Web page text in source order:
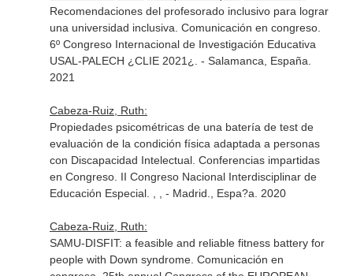
Recomendaciones del profesorado inclusivo para lograr
una universidad inclusiva. Comunicación en congreso.
6º Congreso Internacional de Investigación Educativa
USAL-PALECH ¿CLIE 2021¿. - Salamanca, España.
2021
Cabeza-Ruiz, Ruth:
Propiedades psicométricas de una batería de test de
evaluación de la condición física adaptada a personas
con Discapacidad Intelectual. Conferencias impartidas
en Congreso. II Congreso Nacional Interdisciplinar de
Educación Especial. , , - Madrid., Espa?a. 2020
Cabeza-Ruiz, Ruth:
SAMU-DISFIT: a feasible and reliable fitness battery for
people with Down syndrome. Comunicación en